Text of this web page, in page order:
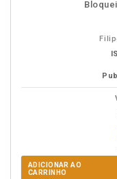
ADICIONAR AO
CARRINHO